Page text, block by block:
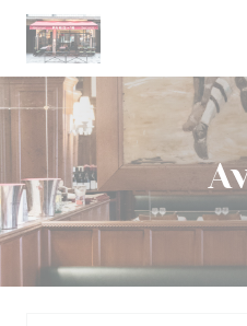
Personnalisation de vos choix